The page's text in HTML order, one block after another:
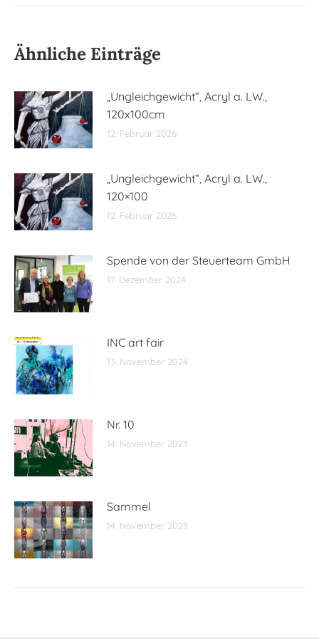
Ähnliche Einträge
„Ungleichgewicht“, Acryl a. LW.,
120x100cm
12. Februar 2026
„Ungleichgewicht“, Acryl a. LW.,
120×100
12. Februar 2026
Spende von der Steuerteam GmbH
17. Dezember 2024
INC art fair
13. November 2024
Nr. 10
14. November 2023
Sammel
14. November 2023